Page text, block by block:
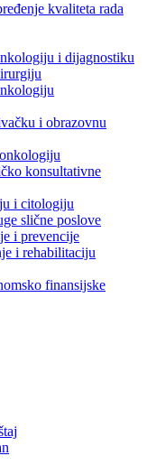
kvaliteta rada
i dijagnostiku
i obrazovnu
konsultativne
i citologiju
slične poslove
i prevencije
i rehabilitaciju
finansijske